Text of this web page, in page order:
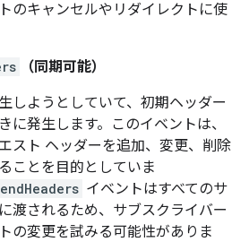
のキャンセルやリダイレクトに使
（同期可能）
しようとしていて、初期ヘッダー
に発生します。このイベントは、
スト ヘッダーを追加、変更、削除
ことを目的としていま
イベントはすべてのサ
渡されるため、サブスクライバー
の変更を試みる可能性がありま